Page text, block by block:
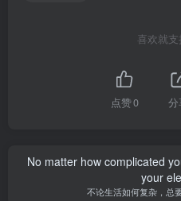
喜欢就
点赞0 分
No matter how complicated
your
不论生活如何复杂，总